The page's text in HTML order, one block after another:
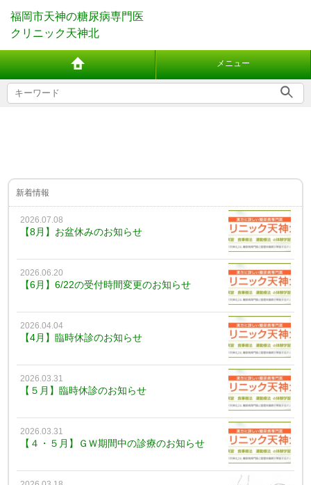
福岡市天神の糖尿病専門医
クリニック天神北
メニュー
新着情報
2026.07.08
【8月】お盆休みのお知らせ
2026.06.20
【6月】6/22の受付時間変更のお知らせ
2026.04.04
【4月】臨時休診のお知らせ
2026.03.31
【５月】臨時休診のお知らせ
2026.03.31
【４・５月】ＧＷ期間中の診療のお知らせ